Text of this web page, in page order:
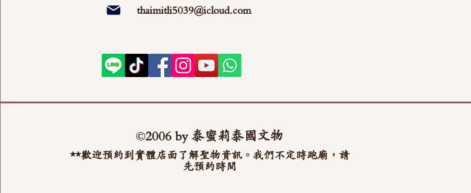
thaimitli5039@icloud.com
©2006 by 泰蜜莉泰國文物
**歡迎預約到實體店面了解聖物資訊。我們不定時跑廟，請
先預約時間